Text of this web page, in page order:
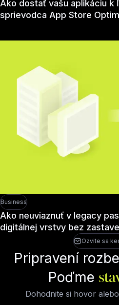
Ako dostať vašu aplikáciu k
sprievodca App Store
Business
Ako neuviaznuť v legacy
digitálnej vrstvy bez
Ozvite sa
Pripravení
Poďme
Dohodnite si hovor